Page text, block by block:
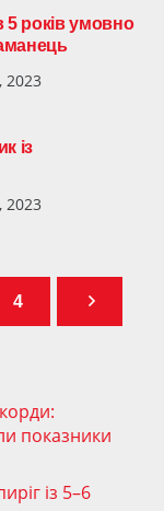
5 років умовно
2023
із
2023
4
показники
із 5–6